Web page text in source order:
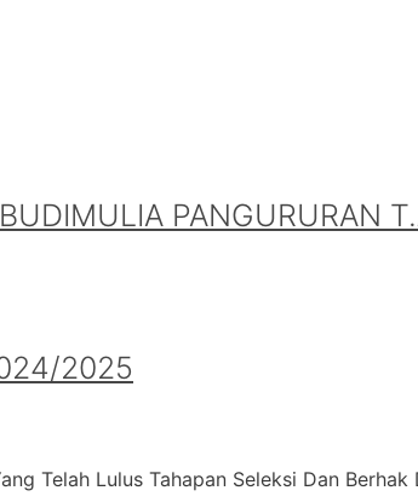
PANGURURAN
2025
Telah Lulus Tahapan Seleksi Dan